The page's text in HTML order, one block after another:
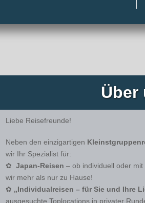
Über
Liebe Reisefreunde!
Neben den einzigartigen
wir Ihr Spezialist für:
✿Japan-Reisen – ob individuell oder mit
wir mehr als nur zu Hause!
✿ „Individualreisen – für Sie und Ihre
ausgesuchte Toplocations in privater